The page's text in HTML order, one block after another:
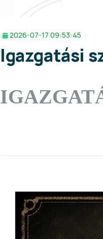
2026-07-17 09:53:45
Igazgatási